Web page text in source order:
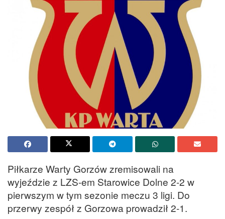
Piłkarze Warty Gorzów zremisowali na
wyjeździe z LZS-em Starowice Dolne 2-2 w
pierwszym w tym sezonie meczu 3 ligi. Do
przerwy zespół z Gorzowa prowadził 2-1.